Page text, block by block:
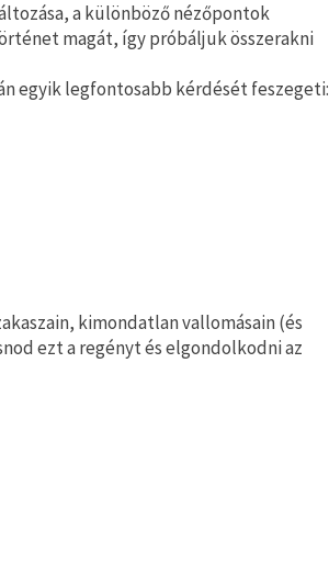
a különböző nézőpontok
magát, így próbáljuk összerakni
egyik legfontosabb kérdését feszegeti:
kimondatlan vallomásain (és
ezt a regényt és elgondolkodni az